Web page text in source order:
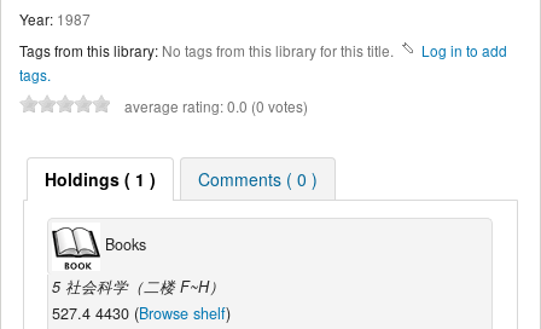
Year: 1987
Tags from this library: No tags from this library for this title.
Log in to add
tags.
average rating: 0.0 (0 votes)
Holdings ( 1 ) Comments ( 0 )
Books
5 社会科学（二楼 F~H）
527.4 4430 (Browse shelf)